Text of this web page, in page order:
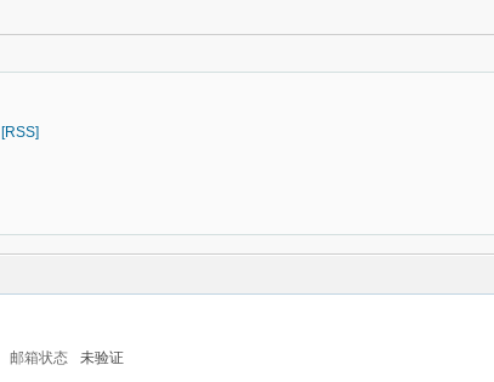
[RSS]
邮箱状态 未验证